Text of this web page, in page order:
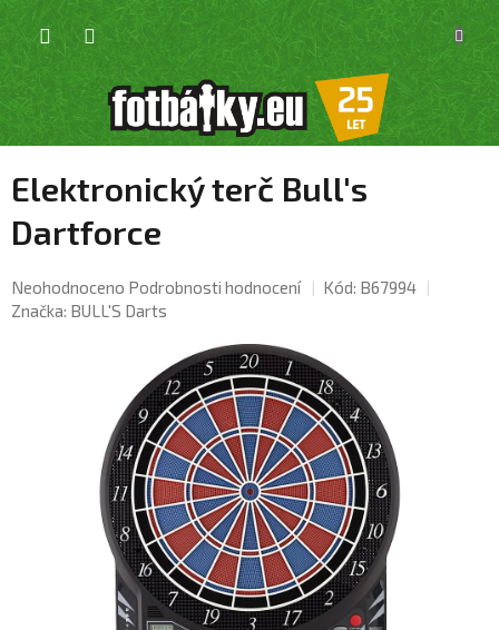
Přejít
obsah
KOŠÍK
Elektronický terč Bull's
Dartforce
Průměrné
hodnocení
Neohodnoceno Podrobnosti hodnocení Kód: B67994
Značka: BULL'S Darts